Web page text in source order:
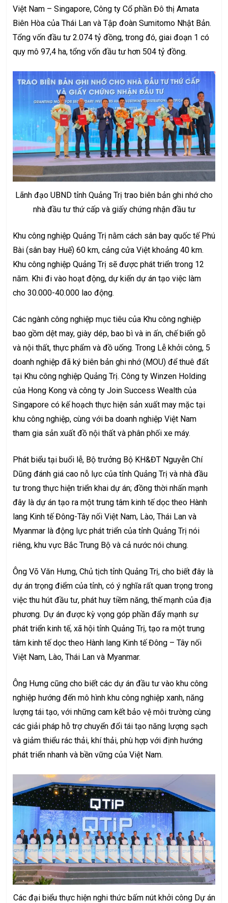
Việt Nam – Singapore, Công ty Cổ phần Đô thị Amata
Biên Hòa của Thái Lan và Tập đoàn Sumitomo Nhật Bản.
Tổng vốn đầu tư 2.074 tỷ đồng, trong đó, giai đoạn 1 có
quy mô 97,4 ha, tổng vốn đầu tư hơn 504 tỷ đồng.
Lãnh đạo UBND tỉnh Quảng Trị trao biên bản ghi nhớ cho
nhà đầu tư thứ cấp và giấy chứng nhận đầu tư
Khu công nghiệp Quảng Trị nằm cách sân bay quốc tế Phú
Bài (sân bay Huế) 60 km, cảng cửa Việt khoảng 40 km.
Khu công nghiệp Quảng Trị sẽ được phát triển trong 12
năm. Khi đi vào hoạt động, dự kiến dự án tạo việc làm
cho 30.000-40.000 lao động.
Các ngành công nghiệp mục tiêu của Khu công nghiệp
bao gồm dệt may, giày dép, bao bì và in ấn, chế biến gỗ
và nội thất, thực phẩm và đồ uống. Trong Lễ khởi công, 5
doanh nghiệp đã ký biên bản ghi nhớ (MOU) để thuê đất
tại Khu công nghiệp Quảng Trị. Công ty Winzen Holding
của Hong Kong và công ty Join Success Wealth của
Singapore có kế hoạch thực hiện sản xuất may mặc tại
khu công nghiệp, cùng với ba doanh nghiệp Việt Nam
tham gia sản xuất đồ nội thất và phân phối xe máy.
Phát biểu tại buổi lễ, Bộ trưởng Bộ KH&ĐT Nguyễn Chí
Dũng đánh giá cao nỗ lực của tỉnh Quảng Trị và nhà đầu
tư trong thực hiện triển khai dự án; đồng thời nhấn mạnh
đây là dự án tạo ra một trung tâm kinh tế dọc theo Hành
lang Kinh tế Đông-Tây nối Việt Nam, Lào, Thái Lan và
Myanmar là động lực phát triển của tỉnh Quảng Trị nói
riêng, khu vực Bắc Trung Bộ và cả nước nói chung.
Ông Võ Văn Hưng, Chủ tịch tỉnh Quảng Trị, cho biết đây là
dự án trọng điểm của tỉnh, có ý nghĩa rất quan trọng trong
việc thu hút đầu tư, phát huy tiềm năng, thế mạnh của địa
phương. Dự án được kỳ vọng góp phần đẩy mạnh sự
phát triển kinh tế, xã hội tỉnh Quảng Trị, tạo ra một trung
tâm kinh tế dọc theo Hành lang Kinh tế Đông – Tây nối
Việt Nam, Lào, Thái Lan và Myanmar.
Ông Hưng cũng cho biết các dự án đầu tư vào khu công
nghiệp hướng đến mô hình khu công nghiệp xanh, năng
lượng tái tạo, với những cam kết bảo vệ môi trường cùng
các giải pháp hỗ trợ chuyển đổi tái tạo năng lượng sạch
và giảm thiểu rác thải, khí thải, phù hợp với định hướng
phát triển nhanh và bền vững của Việt Nam.
Các đại biểu thực hiện nghi thức bấm nút khởi công Dự án